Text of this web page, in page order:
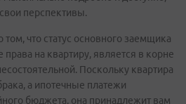
перспективы.
что статус основного заемщика
на квартиру, является в корне
Поскольку квартира
а ипотечные платежи
бюджета, она принадлежит вам